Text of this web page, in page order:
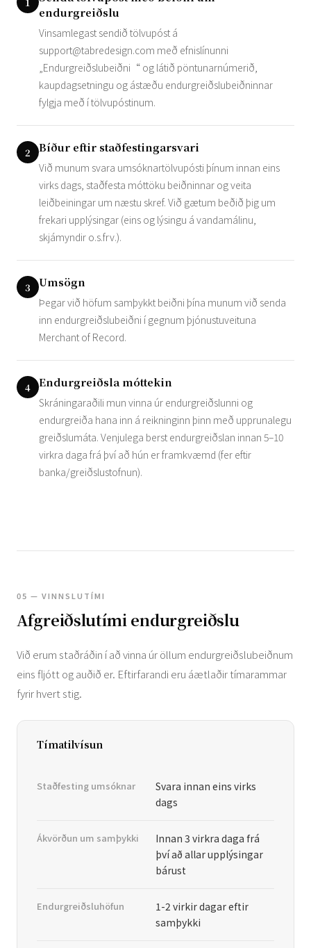
endurgreiðslu
Vinsamlegast sendið tölvupóst á
support@tabredesign.com með efnislínunni
„Endurgreiðslubeiðni“ og látið pöntunarnúmerið,
kaupdagsetningu og ástæðu endurgreiðslubeiðninnar
fylgja með í tölvupóstinum.
2 Bíður eftir staðfestingarsvari
Við munum svara umsóknartölvupósti þínum innan eins
virks dags, staðfesta móttöku beiðninnar og veita
leiðbeiningar um næstu skref. Við gætum beðið þig um
frekari upplýsingar (eins og lýsingu á vandamálinu,
skjámyndir o.s.frv.).
3 Umsögn
Þegar við höfum samþykkt beiðni þína munum við senda
inn endurgreiðslubeiðni í gegnum þjónustuveituna
Merchant of Record.
4 Endurgreiðsla móttekin
Skráningaraðili mun vinna úr endurgreiðslunni og
endurgreiða hana inn á reikninginn þinn með upprunalegu
greiðslumáta. Venjulega berst endurgreiðslan innan 5–10
virkra daga frá því að hún er framkvæmd (fer eftir
banka/greiðslustofnun).
05 — VINNSLUTÍMI
Afgreiðslutími endurgreiðslu
Við erum staðráðin í að vinna úr öllum endurgreiðslubeiðnum
eins fljótt og auðið er. Eftirfarandi eru áætlaðir tímarammar
fyrir hvert stig.
Tímatilvísun
Staðfesting umsóknar
Svara innan eins virks
dags
Ákvörðun um samþykki
Innan 3 virkra daga frá
því að allar upplýsingar
bárust
Endurgreiðsluhöfun
1-2 virkir dagar eftir
samþykki